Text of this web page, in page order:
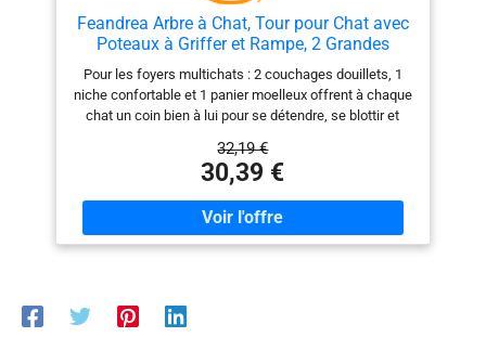
Feandrea Arbre à Chat, Tour pour Chat avec
Poteaux à Griffer et Rampe, 2 Grandes
Plateformes, Niche, Panier, 85,8 cm de Haut,
Beige Sable PCT013LF01
Pour les foyers multichats : 2 couchages douillets, 1
niche confortable et 1 panier moelleux offrent à chaque
chat un coin bien à lui pour se détendre, se blottir et
Dotée de 2 poteaux à griffer et d’une planche à griffer,
cette tour pour chat offre à vos félins des zones
dédiées pour faire leurs griffes, préservant ainsi vos
meubles Confort tout autour : Recouverte de tissu
peluche doux, cette tour de jeu pour chat crée des
planche à griffer servant aussi d’échelle, ce terrain de
32,19 €
30,39 €